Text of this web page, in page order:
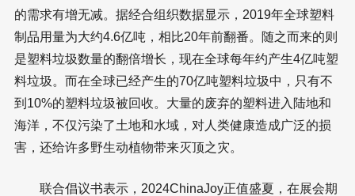
的需求有增无减。据经合组织数据显示，2019年全球塑料
制品用量为大约4.6亿吨，相比20年前翻番。随之而来的则
是塑料垃圾数量的翻倍增长，现在全球每年约产生4亿吨塑
料垃圾。而在全球已经产生的70亿吨塑料垃圾中，只有不
到10%的塑料垃圾被回收。大量的废弃的塑料进入陆地和
海洋，不仅污染了土地和水域，对人类健康造成广泛的损
害，还给许多野生动植物带来灭顶之灾。
联合倡议书表示，2024ChinaJoy正值盛夏，在展会期